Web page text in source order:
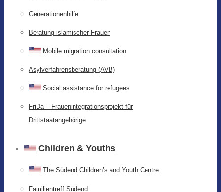
Generationenhilfe
Beratung islamischer Frauen
Mobile migration consultation
Asylverfahrensberatung (AVB)
Social assistance for refugees
FriDa – Frauenintegrationsprojekt für
Drittstaatangehörige
Children & Youths
The Südend Children’s and Youth Centre
Familientreff Südend